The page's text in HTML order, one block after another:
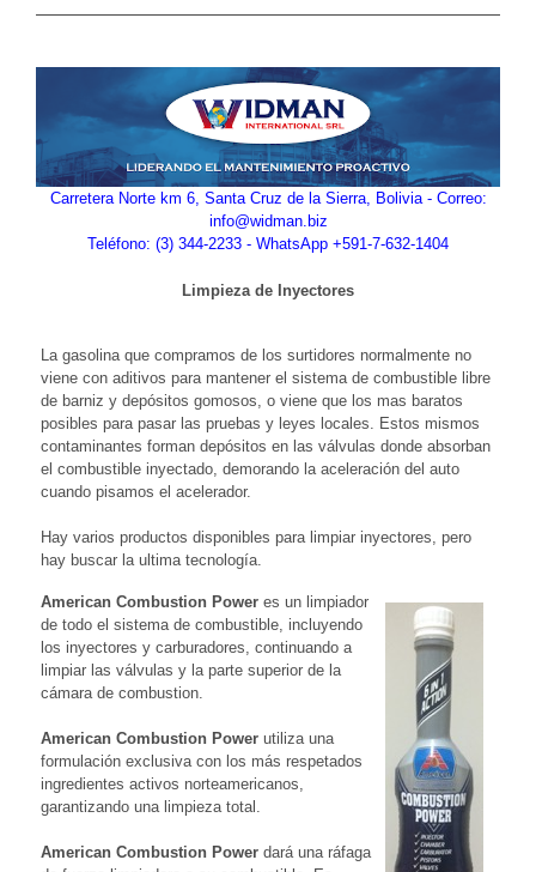
Carretera Norte km 6, Santa Cruz de la Sierra, Bolivia - Correo:
info@widman.biz
Teléfono: (3) 344-2233 - WhatsApp +591-7-632-1404
Limpieza de Inyectores
La gasolina que compramos de los surtidores normalmente no
viene con aditivos para mantener el sistema de combustible libre
de barniz y depósitos gomosos, o viene que los mas baratos
posibles para pasar las pruebas y leyes locales. Estos mismos
contaminantes forman depósitos en las válvulas donde absorban
el combustible inyectado, demorando la aceleración del auto
cuando pisamos el acelerador.
Hay varios productos disponibles para limpiar inyectores, pero
hay buscar la ultima tecnología.
American Combustion Power es un limpiador
de todo el sistema de combustible, incluyendo
los inyectores y carburadores, continuando a
limpiar las válvulas y la parte superior de la
cámara de combustion.
American Combustion Power utiliza una
formulación exclusiva con los más respetados
ingredientes activos norteamericanos,
garantizando una limpieza total.
American Combustion Power dará una ráfaga